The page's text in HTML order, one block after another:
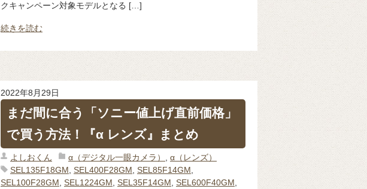
クキャンペーン対象モデルとなる […]
続きを読む
2022年8月29日
まだ間に合う「ソニー値上げ直前価格」
で買う方法！『α レンズ』まとめ
よしおくん α（デジタル一眼カメラ）
α（レンズ）
SEL135F18GM SEL400F28GM SEL85F14GM
SEL100F28GM SEL1224GM SEL35F14GM SEL600F40GM